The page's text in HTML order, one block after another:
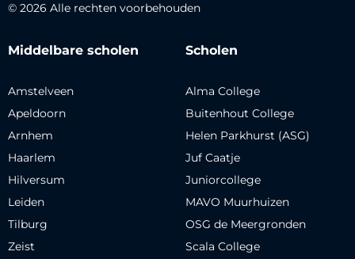
© 2026 Alle rechten voorbehouden
Middelbare scholen
Amstelveen
Apeldoorn
Arnhem
Haarlem
Hilversum
Leiden
Tilburg
Zeist
Scholen
Alma College
Buitenhout College
Helen Parkhurst (ASG)
Juf Caatje
Juniorcollege
MAVO Muurhuizen
OSG de Meergronden
Scala College